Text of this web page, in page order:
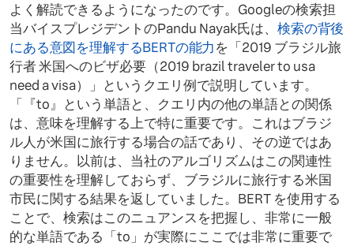
よく解読できるようになったのです。Googleの検索担
当バイスプレジデントのPandu Nayak氏は、 検索の背後
にある意図を理解するBERTの能力を「2019 ブラジル旅
行者 米国へのビザ必要（2019 brazil traveler to usa
need a visa）」というクエリ例で説明しています。
「『to』という単語と、クエリ内の他の単語との関係
は、意味を理解する上で特に重要です。これはブラジ
ル人が米国に旅行する場合の話であり、その逆ではあ
りません。以前は、当社のアルゴリズムはこの関連性
の重要性を理解しておらず、ブラジルに旅行する米国
市民に関する結果を返していました。BERT を使用する
ことで、検索はこのニュアンスを把握し、非常に一般
的な単語である「to」が実際にここでは非常に重要で